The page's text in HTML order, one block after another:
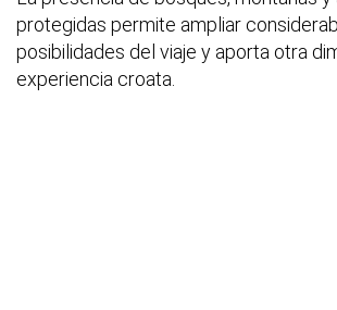
protegidas permite ampliar
posibilidades del viaje y aporta otra
experiencia croata.